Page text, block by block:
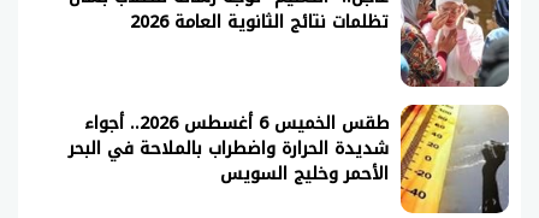
تظلمات نتائج الثانوية العامة 2026
طقس الخميس 6 أغسطس 2026.. أجواء
شديدة الحرارة واضطراب بالملاحة في البحر
الأحمر وخليج السويس